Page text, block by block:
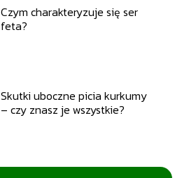
Czym charakteryzuje się ser
feta?
Skutki uboczne picia kurkumy
– czy znasz je wszystkie?